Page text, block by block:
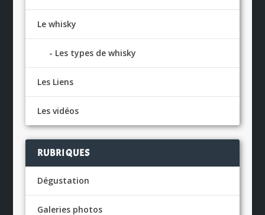
Le whisky
Les types de whisky
Les Liens
Les vidéos
RUBRIQUES
Dégustation
Galeries photos